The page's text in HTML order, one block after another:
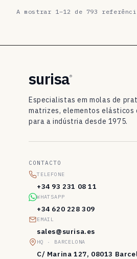
a
o
A mostrar 1–12 de 793
surisa®
Especialistas em molas de
matrizes, elementos elásticos
para a indústria desde 1975.
CONTACTO
TELEFONE
+34 93 231 08 11
WHATSAPP
+34 620 228 309
EMAIL
sales@surisa.es
HQ · BARCELONA
C/ Marina 127, 08013